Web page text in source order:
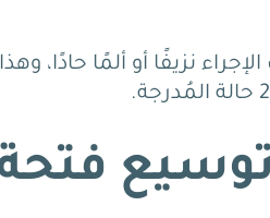
نزيفًا أو ألمًا